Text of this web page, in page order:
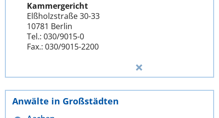
Kammergericht
Elßholzstraße 30-33
10781 Berlin
Tel.: 030/9015-0
Fax.: 030/9015-2200
Anwälte in Großstädten